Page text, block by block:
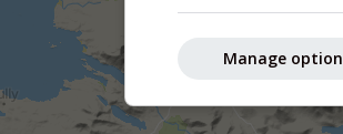
Manage